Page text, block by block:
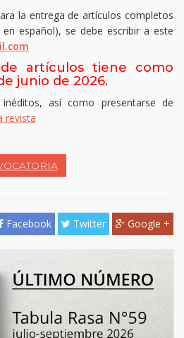
la entrega de artículos completos
español), se debe escribir a este
artículos tiene como
junio de 2026.
así como presentarse de
revista
Facebook Twitter Google +